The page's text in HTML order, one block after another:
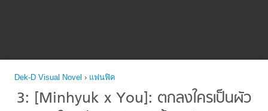
Dek-D Visual Novel › แฟนฟิค
3: [Minhyuk x You]: ตกลงใครเป็นผัว